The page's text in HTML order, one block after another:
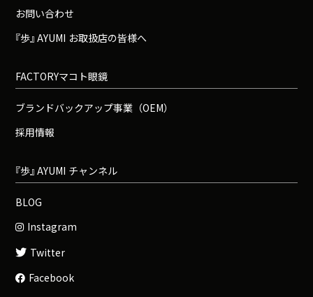
お問い合わせ
『歩』AYUMI お取扱店の皆様へ
FACTORYマコト眼鏡
ブランドバックアップ事業（OEM）
採用情報
『歩』AYUMI チャンネル
BLOG
Instagram
Twitter
Facebook